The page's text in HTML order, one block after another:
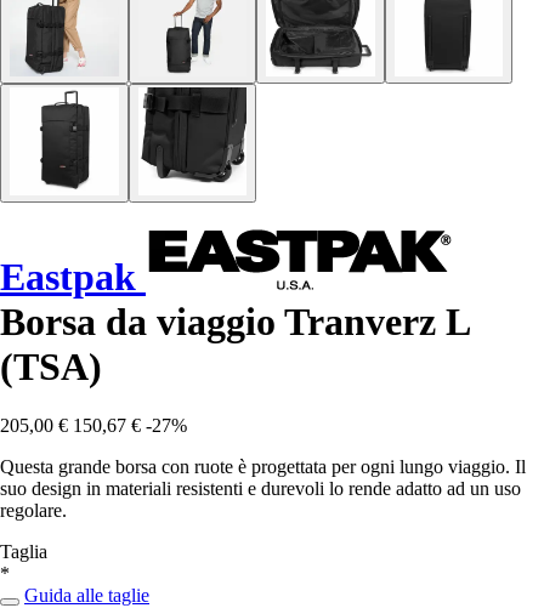
Eastpak
Borsa da viaggio Tranverz L
(TSA)
205,00 € 150,67 € -27%
Questa grande borsa con ruote è progettata per ogni lungo viaggio. Il
suo design in materiali resistenti e durevoli lo rende adatto ad un uso
regolare.
Taglia
*
Guida alle taglie